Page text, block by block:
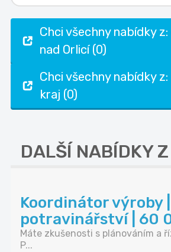
Chci všechny nabídky
nad Orlicí (0)
Chci všechny nabídky
kraj (0)
DALŠÍ NABÍDKY Z
Koordinátor výroby |
potravinářství | 60
Máte zkušenosti s plánováním a
P...